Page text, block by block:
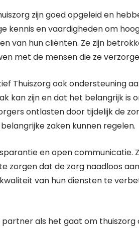
zijn goed opgeleid en
kennis en vaardigheden om
van hun cliënten. Ze zijn
met de mensen die ze
Thuiszorg ook ondersteuning
kan zijn en dat het belangrijk is
ontlasten door tijdelijk de
zaken kunnen regelen.
en open communicatie.
zorgen dat de zorg naadloos
van hun diensten te
als het gaat om thuiszorg